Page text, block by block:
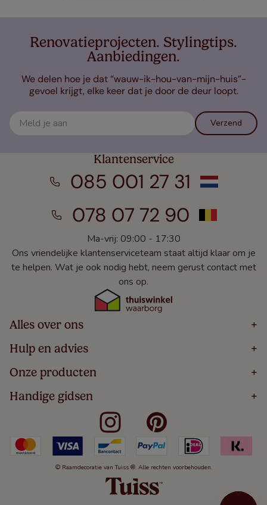
Renovatieprojecten. Stylingtips.
Aanbiedingen.
We delen hoe je dat “wauw-ik-hou-van-mijn-huis”-
gevoel krijgt, elke keer dat je door de deur loopt.
Verzend
Klantenservice
085 001 27 31
078 07 72 90
Ma-vrij: 09:00 - 17:30
Ons vriendelijke klantenserviceteam staat altijd klaar om je
te helpen. Wat je ook nodig hebt, neem gerust contact met
ons op.
Alles over ons +
Home
Over
Bestellen
Winacties
Veelgestelde Vragen
Hulp en advies +
Volg Je Bestelling
Levering
5 Jaar Garantie
Algemene Voorwaarden
Kindveiligheid
Cookies
Herroepingsrecht
Onze producten +
Houten Jaloezieën
Rolgordijnen
Verticale Jaloezieën
Duo Rolgordijnen
Duo Plisségordijnen
Handige gidsen +
Meten Voor Raamdecoratie
Badkamer Raamdecoratie
Slaapkamer Raamdecoratie
Keuken Raamdecoratie
De Jaloezieën Gids
Jaloezieënwoordenboek
© Raamdecoratie van Tuiss ®. Alle rechten voorbehouden.